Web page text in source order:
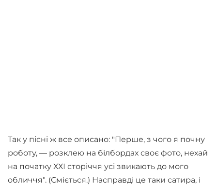
Так у пісні ж все описано: "Перше, з чого я почну
роботу, — розклею на білбордах своє фото, нехай
на початку ХХІ сторіччя усі звикають до мого
обличчя". (Сміється.) Насправді це таки сатира, і